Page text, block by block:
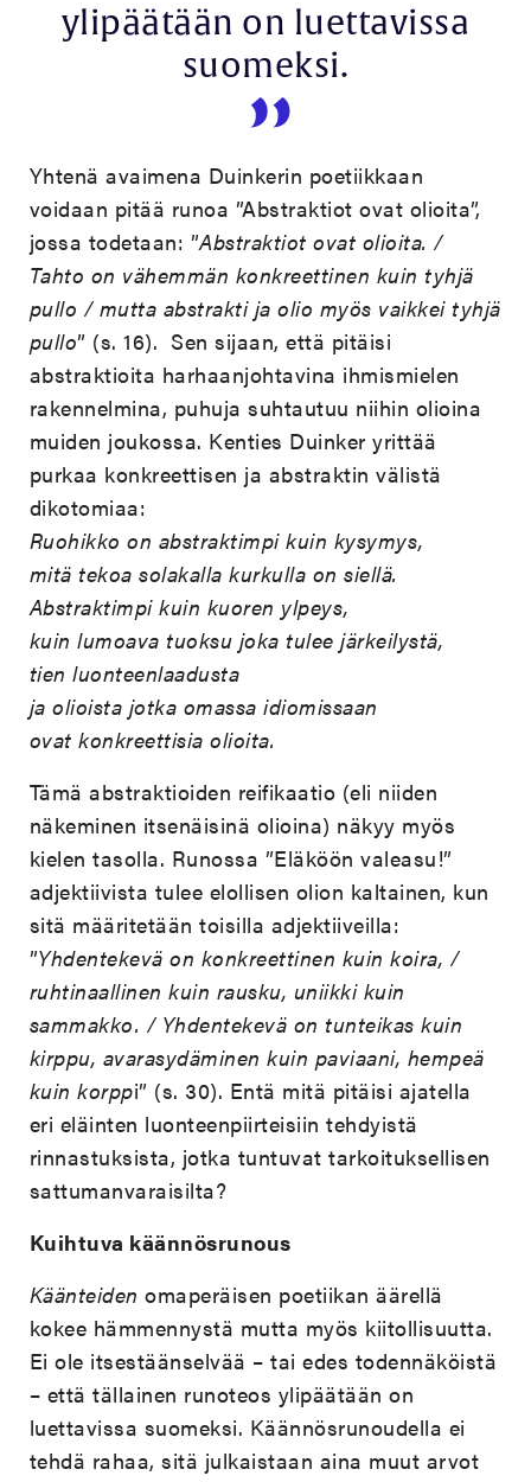
ylipäätään on luettavissa
suomeksi.
Yhtenä avaimena Duinkerin poetiikkaan
voidaan pitää runoa ”Abstraktiot ovat olioita”,
jossa todetaan: ”Abstraktiot ovat olioita. /
Tahto on vähemmän konkreettinen kuin tyhjä
pullo / mutta abstrakti ja olio myös vaikkei tyhjä
pullo” (s. 16). Sen sijaan, että pitäisi
abstraktioita harhaanjohtavina ihmismielen
rakennelmina, puhuja suhtautuu niihin olioina
muiden joukossa. Kenties Duinker yrittää
purkaa konkreettisen ja abstraktin välistä
dikotomiaa:
Ruohikko on abstraktimpi kuin kysymys,
mitä tekoa solakalla kurkulla on siellä.
Abstraktimpi kuin kuoren ylpeys,
kuin lumoava tuoksu joka tulee järkeilystä,
tien luonteenlaadusta
ja olioista jotka omassa idiomissaan
ovat konkreettisia olioita.
Tämä abstraktioiden reifikaatio (eli niiden
näkeminen itsenäisinä olioina) näkyy myös
kielen tasolla. Runossa ”Eläköön valeasu!”
adjektiivista tulee elollisen olion kaltainen, kun
sitä määritetään toisilla adjektiiveilla:
”Yhdentekevä on konkreettinen kuin koira, /
ruhtinaallinen kuin rausku, uniikki kuin
sammakko. / Yhdentekevä on tunteikas kuin
kirppu, avarasydäminen kuin paviaani, hempeä
kuin korppi” (s. 30). Entä mitä pitäisi ajatella
eri eläinten luonteenpiirteisiin tehdyistä
rinnastuksista, jotka tuntuvat tarkoituksellisen
sattumanvaraisilta?
Kuihtuva käännösrunous
Käänteiden omaperäisen poetiikan äärellä
kokee hämmennystä mutta myös kiitollisuutta.
Ei ole itsestäänselvää – tai edes todennäköistä
– että tällainen runoteos ylipäätään on
luettavissa suomeksi. Käännösrunoudella ei
tehdä rahaa, sitä julkaistaan aina muut arvot